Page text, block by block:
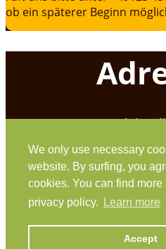
We only use necessary
website. By surfing, you
cookies. You can find
privacy policy.
Learn more
Accept
ob ein späterer Beginn
Klein
14806
+49